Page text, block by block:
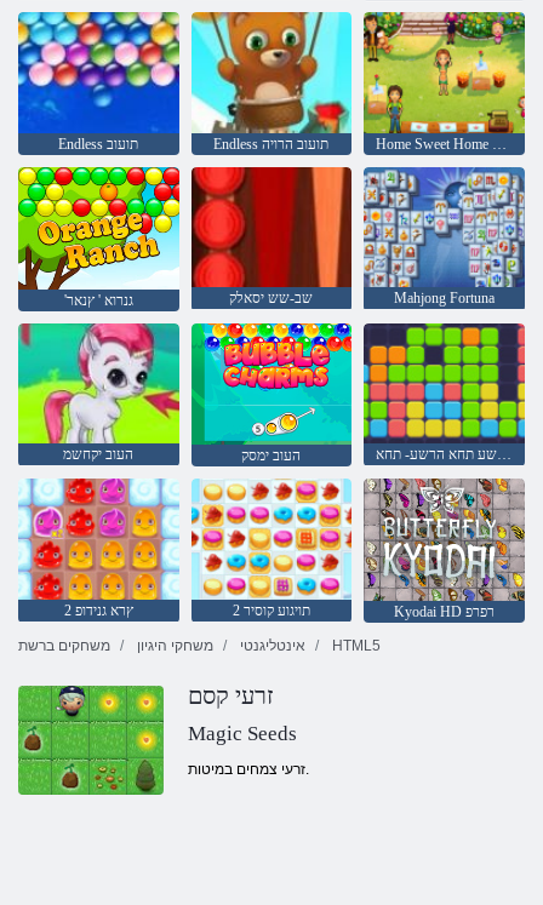
Endless תועוב Endless תועוב הרויה Home Sweet Home ילימא םיעטה
'גנרוא ' ץנאר שב-שש יסאלק Mahjong Fortuna
העוב יקחשמ העוב ימסק הרשע תחא הרשע- תחא
2 ץרא גנידופ 2 תויגוע קוסיר
Kyodai HD רפרפ
משחקים ברשת
משחקי היגיון אינטליגנטי HTML5
זרעי קסם
Magic Seeds
זרעי צמחים במיטות.